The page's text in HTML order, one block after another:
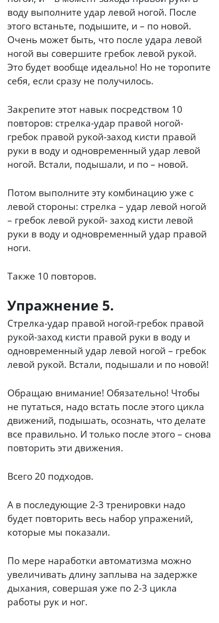
воду выполните удар левой ногой. После
этого встаньте, подышите, и – по новой.
Очень может быть, что после удара левой
ногой вы совершите гребок левой рукой.
Это будет вообще идеально! Но не торопите
себя, если сразу не получилось.
Закрепите этот навык посредством 10
повторов: стрелка-удар правой ногой-
гребок правой рукой-заход кисти правой
руки в воду и одновременный удар левой
ногой. Встали, подышали, и по – новой.
Потом выполните эту комбинацию уже с
левой стороны: стрелка – удар левой ногой
– гребок левой рукой- заход кисти левой
руки в воду и одновременный удар правой
ноги.
Также 10 повторов.
Упражнение 5.
Стрелка-удар правой ногой-гребок правой
рукой-заход кисти правой руки в воду и
одновременный удар левой ногой – гребок
левой рукой. Встали, подышали и по новой!
Обращаю внимание! Обязательно! Чтобы
не путаться, надо встать после этого цикла
движений, подышать, осознать, что делате
все правильно. И только после этого – снова
повторить эти движения.
Всего 20 подходов.
А в последующие 2-3 тренировки надо
будет повторить весь набор упражений,
которые мы показали.
По мере наработки автоматизма можно
увеличивать длину заплыва на задержке
дыхания, совершая уже по 2-3 цикла
работы рук и ног.